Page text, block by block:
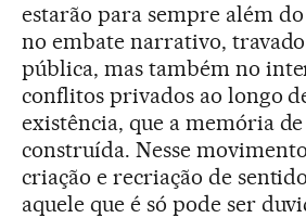
estarão para sempre além
no embate narrativo,
pública, mas também no
conflitos privados ao longo
existência, que a memória
construída. Nesse
criação e recriação de
aquele que é só pode ser